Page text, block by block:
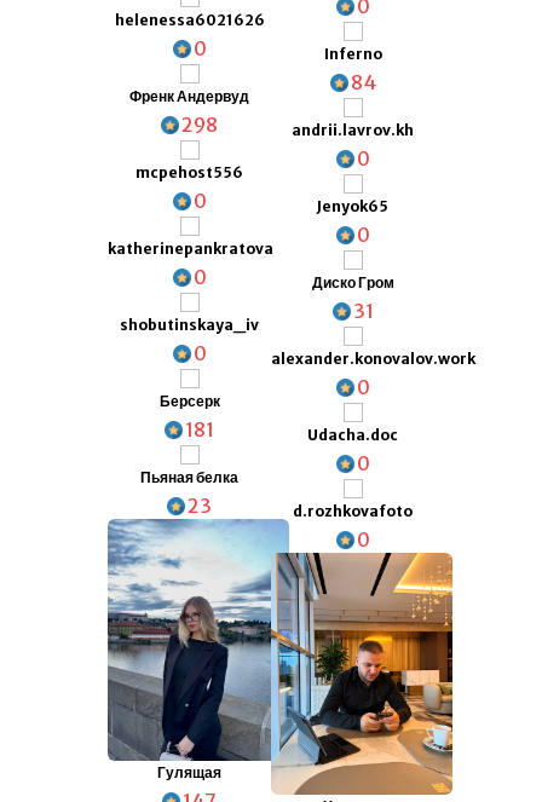
helenessa6021626
0
Френк Андервуд
298
mcpehost556
0
katherinepankratova
0
shobutinskaya_iv
0
Берсерк
181
Пьяная белка
23
Гулящая
0
Inferno
84
andrii.lavrov.kh
0
Jenyok65
0
Диско Гром
31
alexander.konovalov.work
0
Udacha.doc
0
d.rozhkovafoto
0